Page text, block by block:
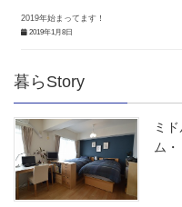
2019年始まってます！
2019年1月8日
暮らStory
ミ
ム